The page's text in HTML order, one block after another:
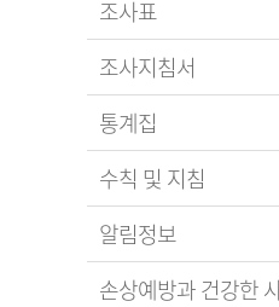
조사표
조사지침서
통계집
수칙 및 지침
알림정보
손상예방과 건강한